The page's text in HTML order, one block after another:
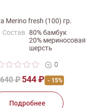
Merino fresh (100) гр.
640 ₽ 544 ₽ - 15%
Состав 80% бамбук
20% мериносовая
шерсть
мотка
100 г
Mondial
0
Подробнее